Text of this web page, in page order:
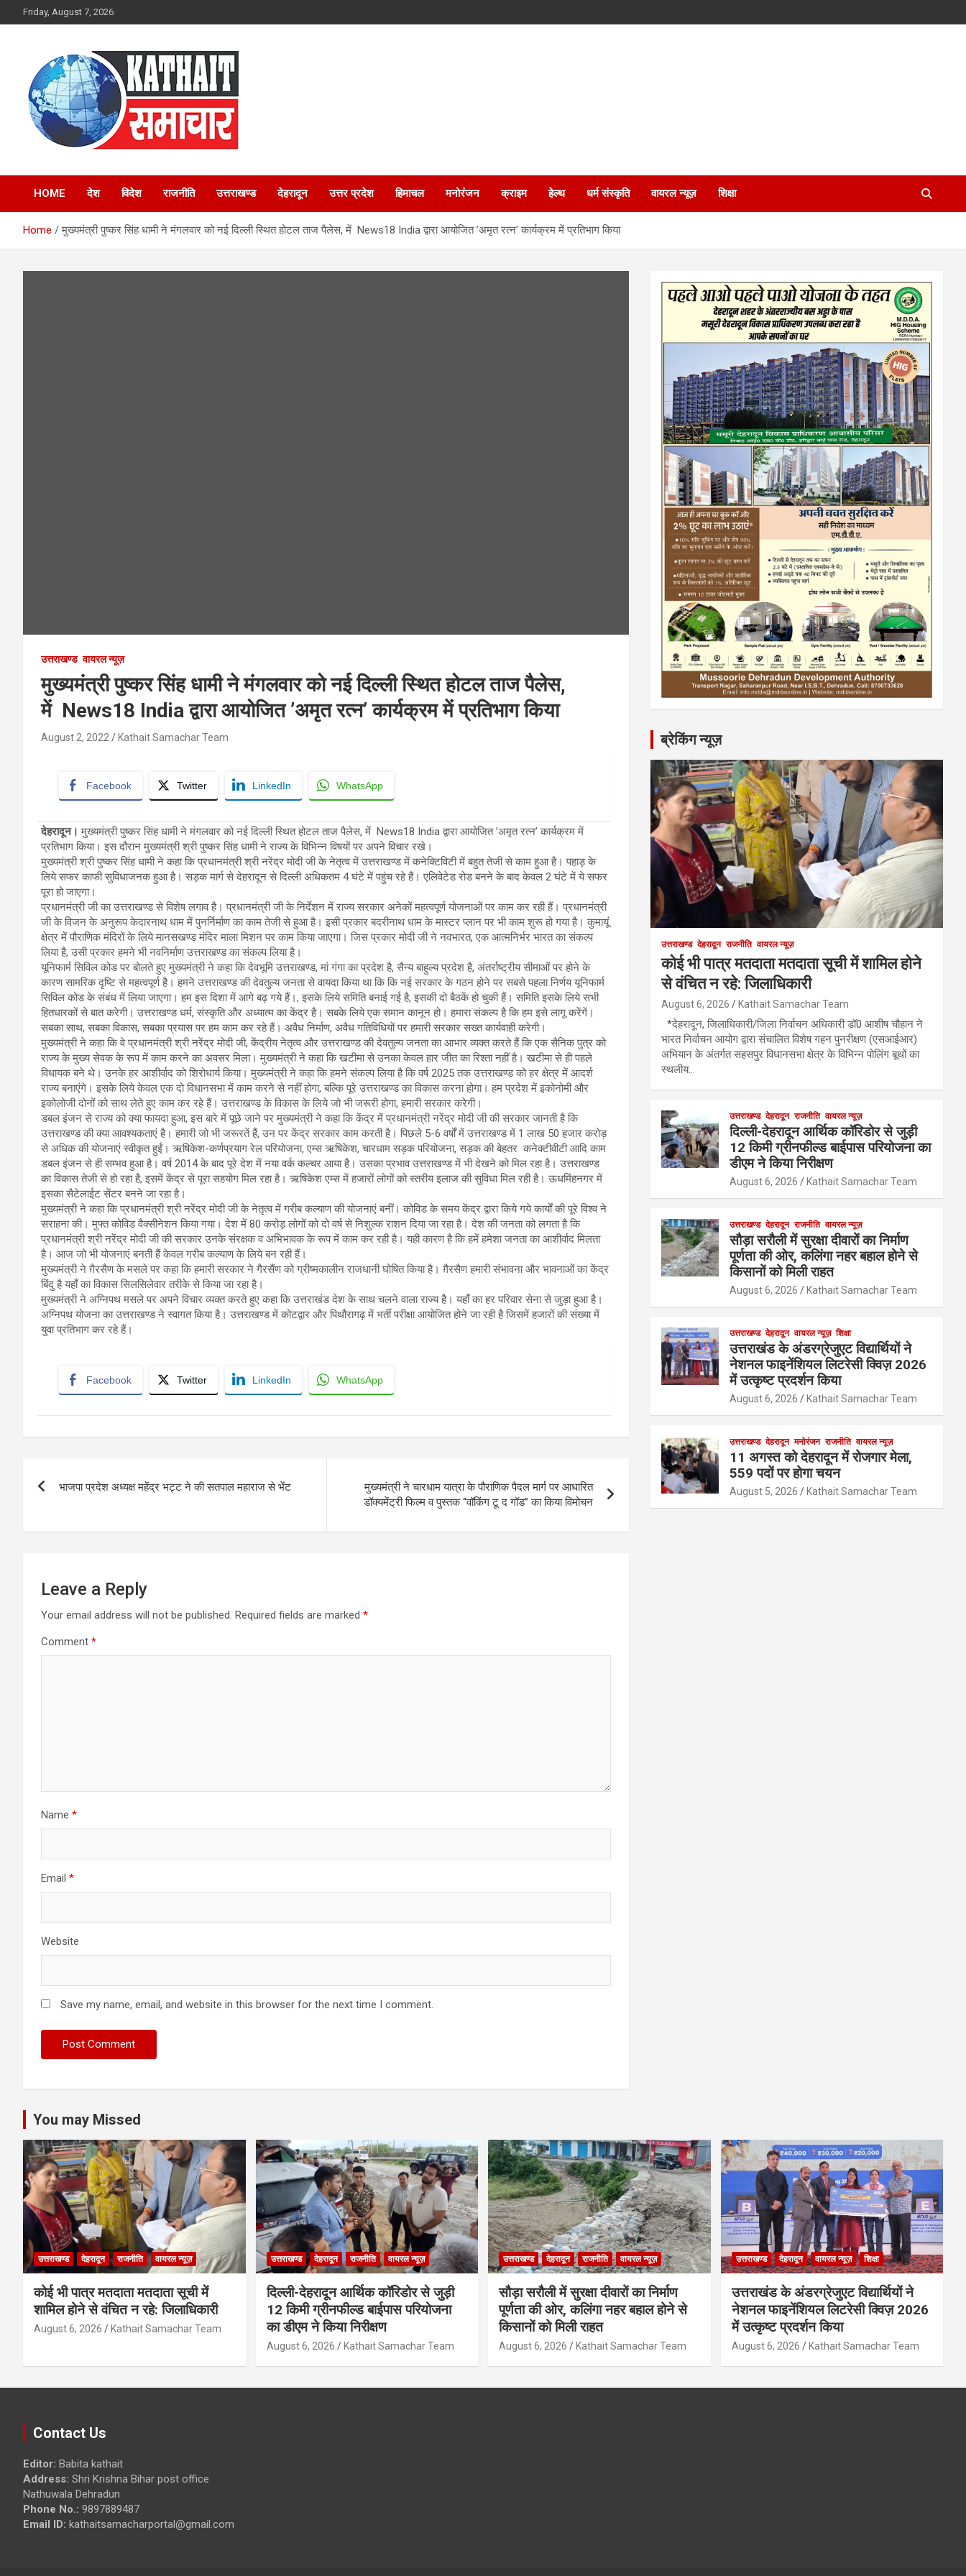
to
Friday, August 7, 2026
Kathait Samachar –
Latest Uttarakhand
News in Hindi,
HOME देश विदेश राजनीति उत्तराखण्ड देहरादून उत्तर प्रदेश हिमाचल मनोरंजन क्राइम हेल्थ धर्म संस्कृति वायरल न्यूज़ शिक्षा
Home मुख्यमंत्री पुष्कर सिंह धामी ने मंगलवार को नई दिल्ली स्थित होटल ताज पैलेस, में News18 India द्वारा आयोजित ’अमृत रत्न’ कार्यक्रम में प्रतिभाग किया
उत्तराखण्ड वायरल न्यूज़
मुख्यमंत्री पुष्कर सिंह धामी ने मंगलवार को नई दिल्ली स्थित होटल ताज पैलेस,
में News18 India द्वारा आयोजित ’अमृत रत्न’ कार्यक्रम में प्रतिभाग किया
August 2, 2022 Kathait Samachar Team
Facebook Twitter LinkedIn WhatsApp
देहरादून। मुख्यमंत्री पुष्कर सिंह धामी ने मंगलवार को नई दिल्ली स्थित होटल ताज पैलेस, में News18 India द्वारा आयोजित ’अमृत रत्न’ कार्यक्रम में
प्रतिभाग किया। इस दौरान मुख्यमंत्री श्री पुष्कर सिंह धामी ने राज्य के विभिन्न विषयों पर अपने विचार रखे।
मुख्यमंत्री श्री पुष्कर सिंह धामी ने कहा कि प्रधानमंत्री श्री नरेंद्र मोदी जी के नेतृत्व में उत्तराखण्ड में कनेक्टिविटी में बहुत तेजी से काम हुआ है। पहाड़ के
लिये सफर काफी सुविधाजनक हुआ है। सड़क मार्ग से देहरादून से दिल्ली अधिकतम 4 घंटे में पहुंच रहे हैं। एलिवेटेड रोड बनने के बाद केवल 2 घंटे में ये सफर
पूरा हो जाएगा।
प्रधानमंत्री जी का उत्तराखण्ड से विशेष लगाव है। प्रधानमंत्री जी के निर्देशन में राज्य सरकार अनेकों महत्वपूर्ण योजनाओं पर काम कर रही हैं। प्रधानमंत्री
जी के विजन के अनुरूप केदारनाथ धाम में पुनर्निर्माण का काम तेजी से हुआ है। इसी प्रकार बदरीनाथ धाम के मास्टर प्लान पर भी काम शुरू हो गया है। कुमायूं
क्षेत्र में पौराणिक मंदिरों के लिये मानसखण्ड मंदिर माला मिशन पर काम किया जाएगा। जिस प्रकार मोदी जी ने नवभारत, एक आत्मनिर्भर भारत का संकल्प
लिया है, उसी प्रकार हमने भी नवनिर्माण उत्तराखण्ड का संकल्प लिया है।
यूनिफार्म सिविल कोड पर बोलते हुए मुख्यमंत्री ने कहा कि देवभूमि उत्तराखण्ड, मां गंगा का प्रदेश है, सैन्य बाहुल्य प्रदेश है, अंतर्राष्ट्रीय सीमाओं पर होने के
कारण सामरिक दृष्टि से महत्वपूर्ण है। हमने उत्तराखण्ड की देवतुल्य जनता से वायदा किया था कि कि नई सरकार के गठन होने पर सबसे पहला निर्णय यूनिफार्म
सिविल कोड के संबंध में लिया जाएगा। हम इस दिशा में आगे बढ़ गये हैं।, इसके लिये समिति बनाई गई है, इसकी दो बैठकें हो चुकी हैं। समिति इसके लिये सभी
हितधारकों से बात करेगी। उत्तराखण्ड धर्म, संस्कृति और अध्यात्म का केंद्र है। सबके लिये एक समान कानून हो। हमारा संकल्प है कि हम इसे लागू करेंगें।
सबका साथ, सबका विकास, सबका प्रयास पर हम काम कर रहे हैं। अवैध निर्माण, अवैध गतिविधियों पर हमारी सरकार सख्त कार्यवाही करेगी।
मुख्यमंत्री ने कहा कि वे प्रधानमंत्री श्री नरेंद्र मोदी जी, केंद्रीय नेतृत्व और उत्तराखण्ड की देवतुल्य जनता का आभार व्यक्त करते हैं कि एक सैनिक पुत्र को
राज्य के मुख्य सेवक के रूप में काम करने का अवसर मिला। मुख्यमंत्री ने कहा कि खटीमा से उनका केवल हार जीत का रिश्ता नहीं है। खटीमा से ही पहले
विधायक बने थे। उनके हर आशीर्वाद को शिरोधार्य किया। मुख्यमंत्री ने कहा कि हमने संकल्प लिया है कि वर्ष 2025 तक उत्तराखण्ड को हर क्षेत्र में आदर्श
राज्य बनाएंगे। इसके लिये केवल एक दो विधानसभा में काम करने से नहीं होगा, बल्कि पूरे उत्तराखण्ड का विकास करना होगा। हम प्रदेश में इकोनोमी और
इकोलोजी दोनों को साथ लेते हुए काम कर रहे हैं। उत्तराखण्ड के विकास के लिये जो भी जरूरी होगा, हमारी सरकार करेगी।
डबल इंजन से राज्य को क्या फायदा हुआ, इस बारे में पूछे जाने पर मुख्यमंत्री ने कहा कि केंद्र में प्रधानमंत्री नरेंद्र मोदी जी की सरकार जानती है कि
उत्तराखण्ड की क्या आवश्यकताएं है। हमारी जो भी जरूरतें हैं, उन पर केंद्र सरकार काम करती है। पिछले 5-6 वर्षों में उत्तराखण्ड में 1 लाख 50 हजार करोड़
से अधिक की योजनाएं स्वीकृत हुईं। ऋषिकेश-कर्णप्रयाग रेल परियोजना, एम्स ऋषिकेश, चारधाम सड़क परियोजना, सड़क की बेहतर कनेक्टीवीटी आदि काम
डबल इंजन से ही सम्भव हुआ है। वर्ष 2014 के बाद पूरे देश में नया वर्क कल्चर आया है। उसका प्रभाव उत्तराखण्ड में भी देखने को मिल रहा है। उत्तराखण्ड
का विकास तेजी से हो रहा है, इसमें केंद्र से पूरा सहयोग मिल रहा है। ऋषिकेश एम्स में हजारों लोगों को स्तरीय इलाज की सुविधा मिल रही है। ऊधमिंहनगर में
इसका सैटेलाईट सेंटर बनने जा रहा है।
मुख्यमंत्री ने कहा कि प्रधानमंत्री श्री नरेंद्र मोदी जी के नेतृत्व में गरीब कल्याण की योजनाएं बनीं। कोविड के समय केंद्र द्वारा किये गये कार्यों की पूरे विश्व ने
सराहना की। मुफ्त कोविड वैक्सीनेशन किया गया। देश में 80 करोड़ लोगों को दो वर्ष से निशुल्क राशन दिया जा रहा है। देश की जनता को लगता है कि
प्रधानमंत्री श्री नरेंद्र मोदी जी की सरकार उनके संरक्षक व अभिभावक के रूप में काम कर रही है। यही कारण है कि हमें हमेशा जनता का आशीर्वाद मिलता
है। आज जो भी योजनाएं बनती हैं केवल गरीब कल्याण के लिये बन रही हैं।
मुख्यमंत्री ने ग़ैरसैण के मसले पर कहा कि हमारी सरकार ने गैरसैंण को ग्रीष्मकालीन राजधानी घोषित किया है। ग़ैरसैण हमारी संभावना और भावनाओं का केंद्र
बिंदु है यहाँ का विकास सिलसिलेवार तरीके से किया जा रहा है।
मुख्यमंत्री ने अग्निपथ मसले पर अपने विचार व्यक्त करते हुए कहा कि उत्तराखंड देश के साथ चलने वाला राज्य है। यहाँ का हर परिवार सेना से जुड़ा हुआ है।
अग्निपथ योजना का उत्तराखण्ड ने स्वागत किया है। उत्तराखण्ड में कोटद्वार और पिथौरागढ़ में भर्ती परीक्षा आयोजित होने जा रही है जिसमें हजारों की संख्या में
युवा प्रतिभाग कर रहे हैं।
Facebook Twitter LinkedIn WhatsApp
navigation
भाजपा प्रदेश अध्यक्ष महेंद्र भट्ट ने की सतपाल महाराज से भेंट
मुख्यमंत्री ने चारधाम यात्रा के पौराणिक पैदल मार्ग पर आधारित
डॉक्यमेंट्री फिल्म व पुस्तक ‘‘वॉकिंग टू द गॉड’’ का किया विमोचन
Leave a Reply
Your email address will not be published. Required fields are marked *
Comment *
Name *
Email *
Website
Save my name, email, and website in this browser for the next time I comment.
ब्रेकिंग न्यूज़
उत्तराखण्ड देहरादून राजनीति वायरल न्यूज़
कोई भी पात्र मतदाता मतदाता सूची में शामिल होने
से वंचित न रहे: जिलाधिकारी
August 6, 2026 Kathait Samachar Team
*देहरादून, जिलाधिकारी/जिला निर्वाचन अधिकारी डॉ0 आशीष चौहान ने
भारत निर्वाचन आयोग द्वारा संचालित विशेष गहन पुनरीक्षण (एसआईआर)
अभियान के अंतर्गत सहसपुर विधानसभा क्षेत्र के विभिन्न पोलिंग बूथों का
स्थलीय…
उत्तराखण्ड देहरादून राजनीति वायरल न्यूज़
दिल्ली-देहरादून आर्थिक कॉरिडोर से जुड़ी
12 किमी ग्रीनफील्ड बाईपास परियोजना का
डीएम ने किया निरीक्षण
August 6, 2026 Kathait Samachar Team
उत्तराखण्ड देहरादून राजनीति वायरल न्यूज़
सौड़ा सरौली में सुरक्षा दीवारों का निर्माण
पूर्णता की ओर, कलिंगा नहर बहाल होने से
किसानों को मिली राहत
August 6, 2026 Kathait Samachar Team
उत्तराखण्ड देहरादून वायरल न्यूज़ शिक्षा
उत्तराखंड के अंडरग्रेजुएट विद्यार्थियों ने
नेशनल फाइनेंशियल लिटरेसी क्विज़ 2026
में उत्कृष्ट प्रदर्शन किया
August 6, 2026 Kathait Samachar Team
उत्तराखण्ड देहरादून मनोरंजन राजनीति वायरल न्यूज़
11 अगस्त को देहरादून में रोजगार मेला,
559 पदों पर होगा चयन
August 5, 2026 Kathait Samachar Team
You may Missed
उत्तराखण्ड देहरादून राजनीति वायरल न्यूज़
कोई भी पात्र मतदाता मतदाता सूची में
शामिल होने से वंचित न रहे: जिलाधिकारी
August 6, 2026 Kathait Samachar Team
उत्तराखण्ड देहरादून राजनीति वायरल न्यूज़
दिल्ली-देहरादून आर्थिक कॉरिडोर से जुड़ी
12 किमी ग्रीनफील्ड बाईपास परियोजना
का डीएम ने किया निरीक्षण
August 6, 2026 Kathait Samachar Team
उत्तराखण्ड देहरादून राजनीति वायरल न्यूज़
सौड़ा सरौली में सुरक्षा दीवारों का निर्माण
पूर्णता की ओर, कलिंगा नहर बहाल होने से
किसानों को मिली राहत
August 6, 2026 Kathait Samachar Team
उत्तराखण्ड देहरादून वायरल न्यूज़ शिक्षा
उत्तराखंड के अंडरग्रेजुएट विद्यार्थियों ने
नेशनल फाइनेंशियल लिटरेसी क्विज़ 2026
में उत्कृष्ट प्रदर्शन किया
August 6, 2026 Kathait Samachar Team
Contact Us
Editor: Babita kathait
Address: Shri Krishna Bihar post office
Nathuwala Dehradun
Phone No.: 9897889487
Email ID: kathaitsamacharportal@gmail.com